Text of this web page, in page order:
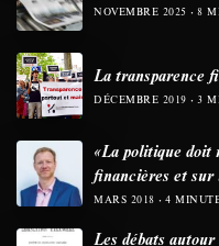
NOVEMBRE 2025 8
La transparence
DÉCEMBRE 2019 3
«La politique doit
financières et sur
MARS 2018 4
Les débats